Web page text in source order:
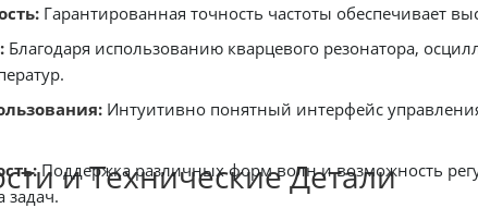
Гарантированная точность частоты обеспечивает
Благодаря использованию кварцевого резонатора,
Интуитивно понятный интерфейс
Поддержка различных форм волн и возможность
задач.и Технические Детали